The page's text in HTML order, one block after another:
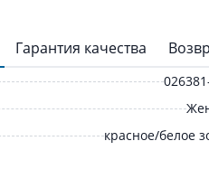
Гарантия качества
красное/белое